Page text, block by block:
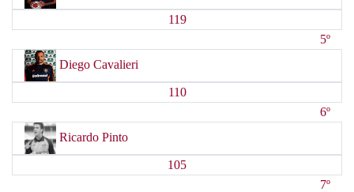
119
5º
Diego Cavalieri
110
6º
Ricardo Pinto
105
7º